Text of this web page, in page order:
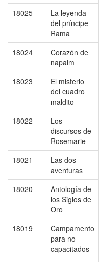
18025
La leyenda
del príncipe
Rama
18024
Corazón de
napalm
18023
El misterio
del cuadro
maldito
18022
Los
discursos de
Rosemarie
18021
Las dos
aventuras
18020
Antología de
los Siglos de
Oro
18019
Campamento
para no
capacitados